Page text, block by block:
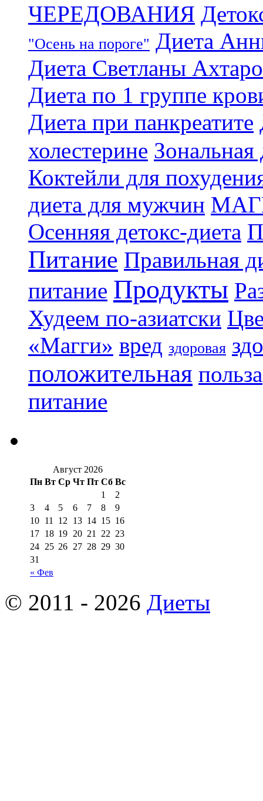
ЧЕРЕДОВАНИЯ
"Осень на пороге" Диета
Диета Светланы
Диета по 1 группе
Диета при панкреатите
холестерине Зональная
Коктейли для
диета для мужчин
Осенняя детокс-диета
Питание Правильная
питание Продукты
Худеем по-азиатски
«Магги» вред здоровая
положительная польза
питание
Август 2026
Пн Вт Ср Чт Пт Сб Вс
« Фев
1
2
3
4 5 6 7 8
9
10 11 12 13 14 15 16
17 18 19 20 21 22 23
24 25 26 27 28 29 30
31
© 2011 - 2026 Диеты